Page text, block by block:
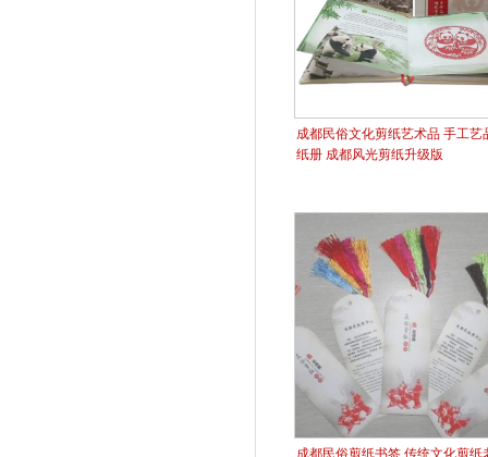
成都民俗文化剪纸艺术品 手工艺
纸册 成都风光剪纸升级版
成都民俗剪纸书签 传统文化剪纸